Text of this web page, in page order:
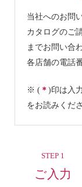
当社へのお問
カタログのご
までお問い合
各店舗の電話
※ ( ＊ )印は入
をお読みくだ
STEP 1
ご入力